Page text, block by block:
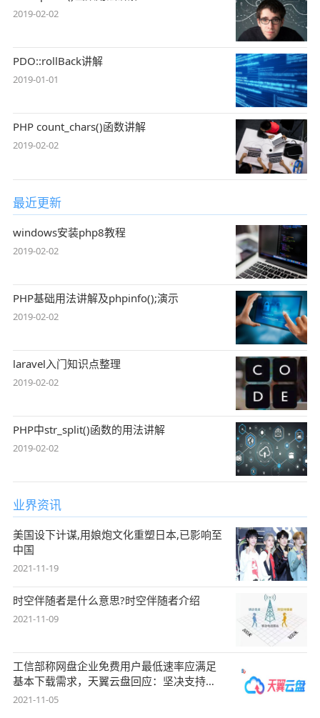
2019-02-02
PDO::rollBack讲解
2019-01-01
PHP count_chars()函数讲解
2019-02-02
最近更新
windows安装php8教程
2019-02-02
PHP基础用法讲解及phpinfo();演示
2019-02-02
laravel入门知识点整理
2019-02-02
PHP中str_split()函数的用法讲解
2019-02-02
业界资讯
美国设下计谋,用娘炮文化重塑日本,已影响至
中国
2021-11-19
时空伴随者是什么意思?时空伴随者介绍
2021-11-09
工信部称网盘企业免费用户最低速率应满足
基本下载需求，天翼云盘回应：坚决支持，
始终
2021-11-05